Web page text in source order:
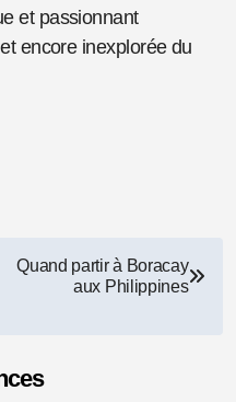
et passionnant
encore inexplorée du
Quand partir à Boracay
aux Philippines